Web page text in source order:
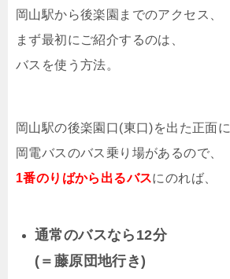
岡山駅から後楽園までのアクセス、
まず最初にご紹介するのは、
バスを使う方法。
岡山駅の後楽園口(東口)を出た正面に
岡電バスのバス乗り場があるので、
1番のりばから出るバスにのれば、
通常のバスなら12分
(＝藤原団地行き)